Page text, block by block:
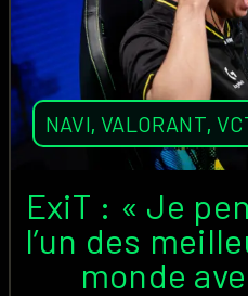
NAVI,VALORANT,
ExiT : « Je
l’un des
monde